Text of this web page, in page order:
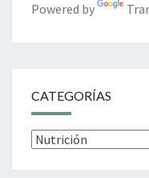
Powered by
CATEGORÍAS
Categorías